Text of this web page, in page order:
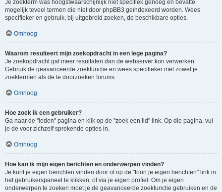
Je zoekterm was hoogstwaarschijnlijk niet specifiek genoeg en bevatte
mogelijk teveel termen die niet door phpBB3 geïndexeerd worden. Wees
specifieker en gebruik, bij uitgebreid zoeken, de beschikbare opties.
Omhoog
Waarom resulteert mijn zoekopdracht in een lege pagina?
Je zoekopdracht gaf meer resultaten dan de webserver kon verwerken.
Gebruik de geavanceerde zoekfunctie en wees specifieker met zowel je
zoektermen als de te doorzoeken forums.
Omhoog
Hoe zoek ik een gebruiker?
Ga naar de "leden" pagina en klik op de "zoek een lid" link. Op die pagina, vul
je de voor zichzelf sprekende opties in.
Omhoog
Hoe kan ik mijn eigen berichten en onderwerpen vinden?
Je kunt je eigen berichten vinden door of op de "toon je eigen berichten" link in
het gebruikerspaneel te klikken, of via je eigen profiel. Om je eigen
onderwerpen te zoeken moet je de geavanceerde zoekfunctie gebruiken en de